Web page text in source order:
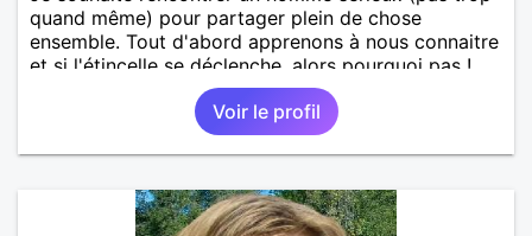
quand même) pour partager plein de chose
ensemble. Tout d'abord apprenons à nous connaitre
et si l'étincelle se déclenche, alors pourquoi pas !
Voir le profil